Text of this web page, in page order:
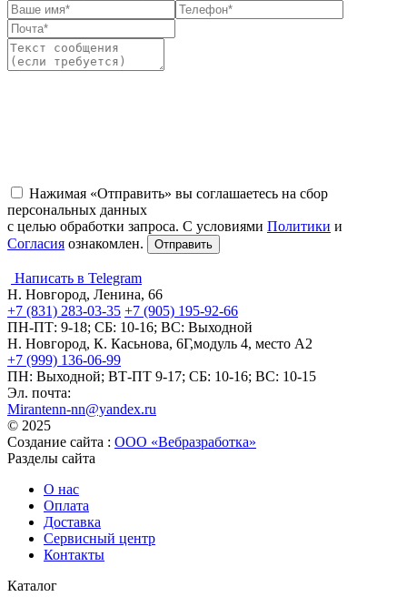
Нажимая «Отправить» вы соглашаетесь на сбор
персональных данных
с целью обработки запроса. С условиями Политики и
Согласия ознакомлен.
Написать в Telegram
Н. Новгород, Ленина, 66
+7 (831) 283-03-35 +7 (905) 195-92-66
ПН-ПТ: 9-18; СБ: 10-16; ВС: Выходной
Н. Новгород, К. Касьнова, 6Г,модуль 4, место А2
+7 (999) 136-06-99
ПН: Выходной; ВТ-ПТ 9-17; СБ: 10-16; ВС: 10-15
Эл. почта:
Mirantenn-nn@yandex.ru
© 2025
Создание сайта : ООО «Вебразработка»
Разделы сайта
О нас
Оплата
Доставка
Сервисный центр
Контакты
Каталог